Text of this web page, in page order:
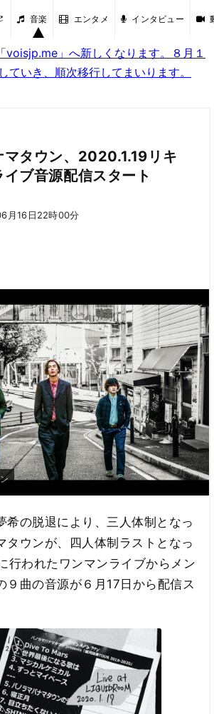
音楽 エンタメ インタビュー
voisjp.me」へ新しくなります。８月１
ていき、順次移行してまいります。
マタウン、2020.1.19リキ
ブ音源配信スタート
月16日22時00分
の脱退により、三人体制となっ
タウンが、四人体制ラストとなっ
行われたワンマンライブからメン
９曲の音源が６月17日から配信ス